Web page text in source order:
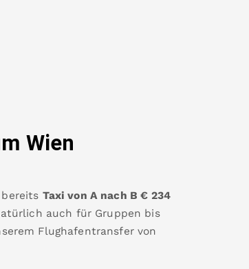
Wien
Taxi von A nach B € 234
auch für Gruppen bis
Flughafentransfer von